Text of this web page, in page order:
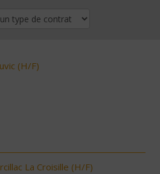
(H/F)
La Croisille (H/F)